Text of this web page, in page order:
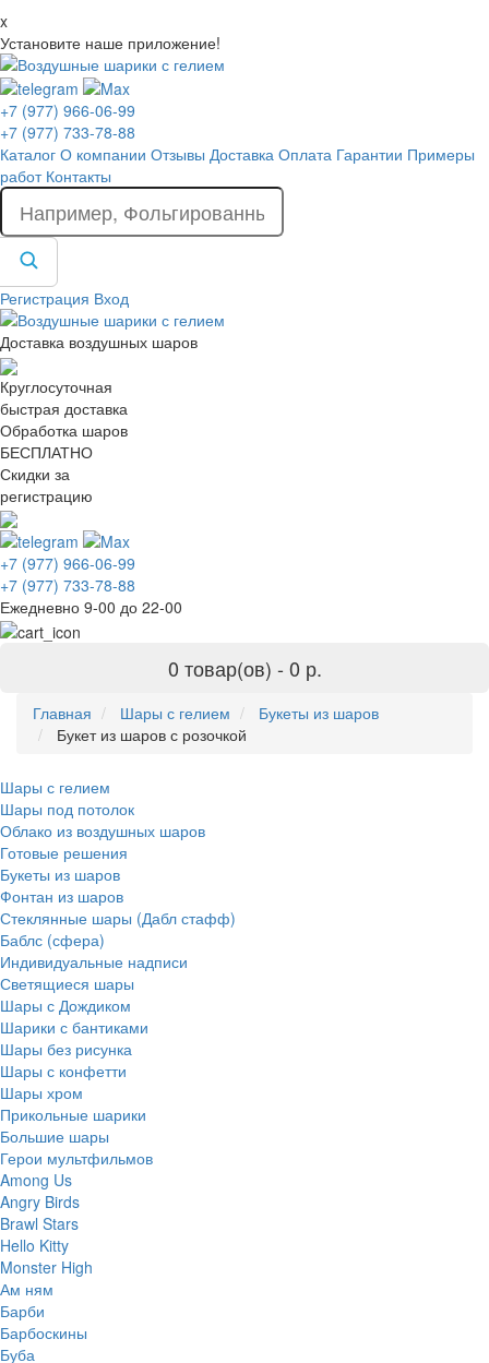
x
Установите наше приложение!
+7 (977) 966-06-99
+7 (977) 733-78-88
Каталог О компании Отзывы Доставка Оплата Гарантии Примеры
работ Контакты
Регистрация Вход
Доставка воздушных шаров
Круглосуточная
быстрая доставка
Обработка шаров
БЕСПЛАТНО
Скидки за
регистрацию
+7 (977) 966-06-99
+7 (977) 733-78-88
Ежедневно 9-00 до 22-00
0 товар(ов) - 0 р.
Главная Шары с гелием
Букеты из шаров
Букет из шаров с розочкой
Шары с гелием
Шары под потолок
Облако из воздушных шаров
Готовые решения
Букеты из шаров
Фонтан из шаров
Стеклянные шары (Дабл стафф)
Баблс (сфера)
Индивидуальные надписи
Светящиеся шары
Шары с Дождиком
Шарики с бантиками
Шары без рисунка
Шары с конфетти
Шары хром
Прикольные шарики
Большие шары
Герои мультфильмов
Among Us
Angry Birds
Brawl Stars
Hello Kitty
Monster High
Ам ням
Барби
Барбоскины
Буба